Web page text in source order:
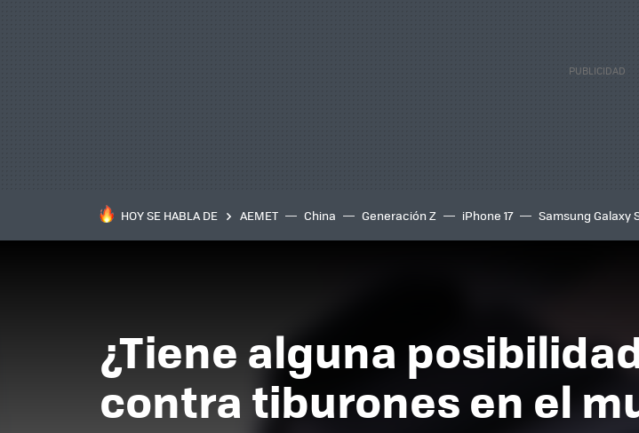
HOY SE HABLA DE AEMET China Generación Z iPhone 17 Samsung Galaxy
¿Tiene alguna
contra tiburones en el